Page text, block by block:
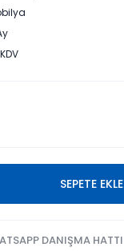
SEPETE EKLE
DANIŞMA HATTI